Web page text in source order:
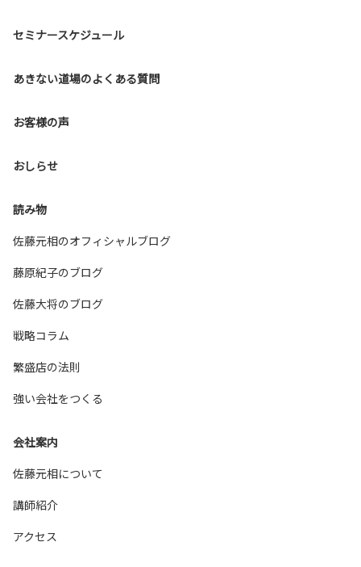
セミナースケジュール
あきない道場のよくある質問
お客様の声
おしらせ
読み物
佐藤元相のオフィシャルブログ
藤原紀子のブログ
佐藤大将のブログ
戦略コラム
繁盛店の法則
強い会社をつくる
会社案内
佐藤元相について
講師紹介
アクセス